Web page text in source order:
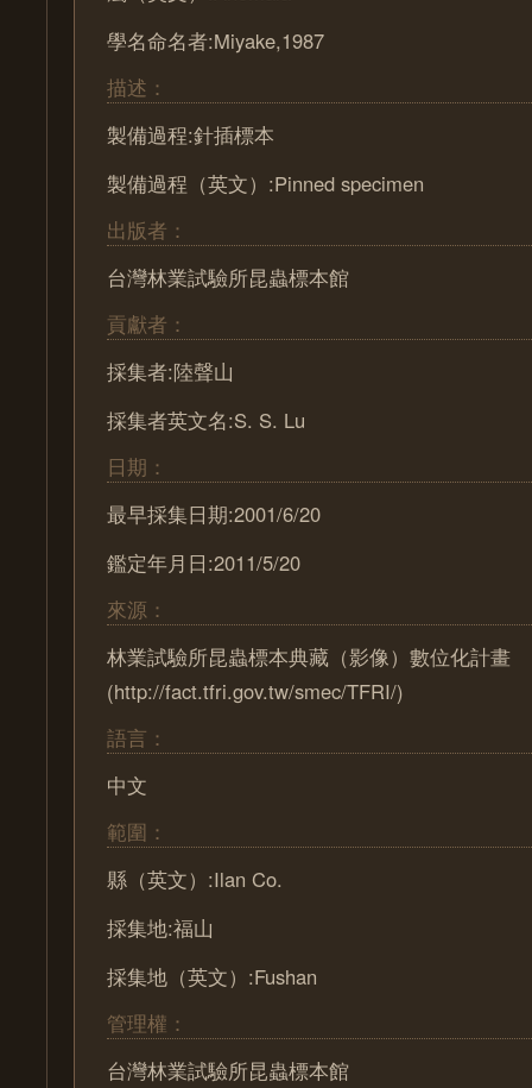
學名命名者:Miyake,1987
描述：
製備過程:針插標本
製備過程（英文）:Pinned specimen
出版者：
台灣林業試驗所昆蟲標本館
貢獻者：
採集者:陸聲山
採集者英文名:S. S. Lu
日期：
最早採集日期:2001/6/20
鑑定年月日:2011/5/20
來源：
林業試驗所昆蟲標本典藏（影像）數位化計畫
(http://fact.tfri.gov.tw/smec/TFRI/)
語言：
中文
範圍：
縣（英文）:Ilan Co.
採集地:福山
採集地（英文）:Fushan
管理權：
台灣林業試驗所昆蟲標本館